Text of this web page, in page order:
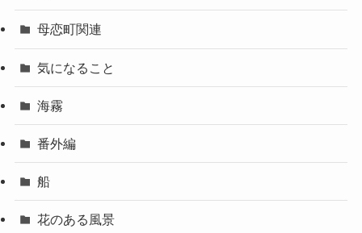
母恋町関連
気になること
海霧
番外編
船
花のある風景